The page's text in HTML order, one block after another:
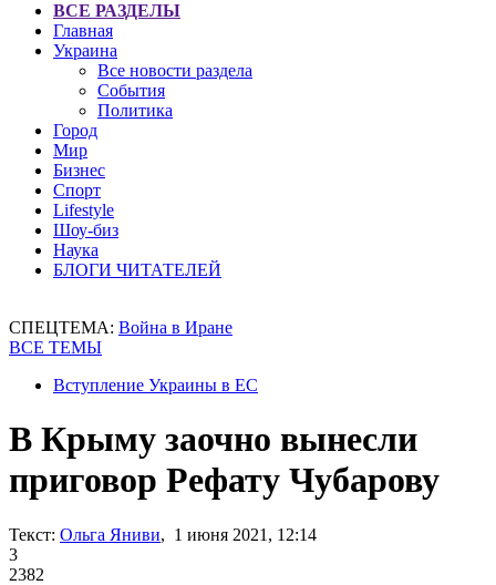
ВСЕ РАЗДЕЛЫ
Главная
Украина
Все новости раздела
События
Политика
Город
Мир
Бизнес
Спорт
Lifestyle
Шоу-биз
Наука
БЛОГИ ЧИТАТЕЛЕЙ
СПЕЦТЕМА: Война в Иране
ВСЕ ТЕМЫ
Вступление Украины в ЕС
В Крыму заочно вынесли
приговор Рефату Чубарову
Текст: Ольга Яниви, 1 июня 2021, 12:14
3
2382